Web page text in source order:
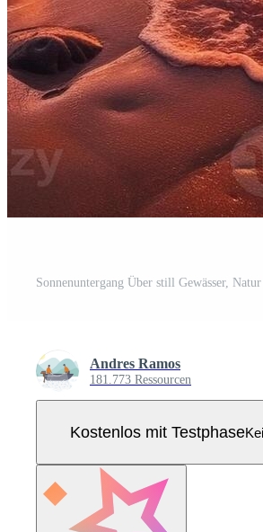
Andres Ramos
181.773 Ressourcen
Kostenlos mit Testphase